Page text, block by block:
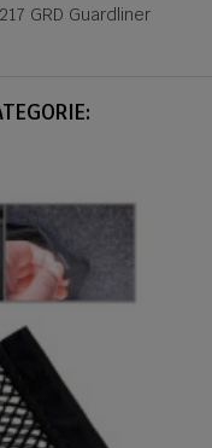
GRD Guardliner